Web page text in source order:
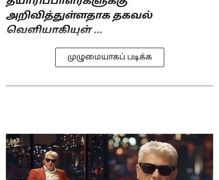
அறிவித்துள்ளதாக தகவல்
வெளியாகியுள் ...
முழுமையாகப் படிக்க